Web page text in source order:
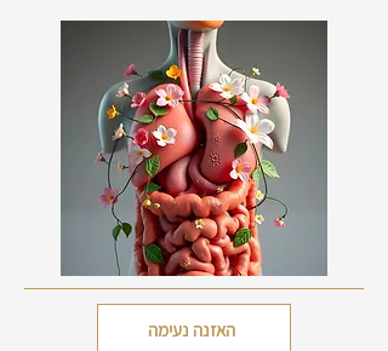
האזנה נעימה